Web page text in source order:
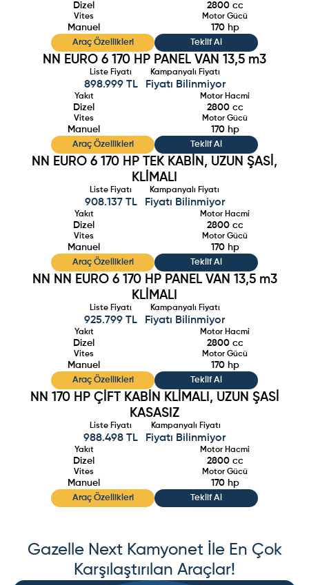
Dizel 2800cc
Vites
Manuel
Motor Gücü
170hp
Araç Özellikleri Teklif Al
NN EURO 6 170 HP PANEL VAN 13,5 m3
Liste Fiyatı
898.999 TL
Kampanyalı Fiyatı
Fiyatı Bilinmiyor
Yakıt
Dizel
Motor Hacmi
2800cc
Vites
Manuel
Motor Gücü
170hp
Araç Özellikleri Teklif Al
NN EURO 6 170 HP TEK KABİN, UZUN ŞASİ,
KLİMALI
Liste Fiyatı
908.137 TL
Kampanyalı Fiyatı
Fiyatı Bilinmiyor
Yakıt
Dizel
Motor Hacmi
2800cc
Vites
Manuel
Motor Gücü
170hp
Araç Özellikleri Teklif Al
NN NN EURO 6 170 HP PANEL VAN 13,5 m3
KLİMALI
Liste Fiyatı
925.799 TL
Kampanyalı Fiyatı
Fiyatı Bilinmiyor
Yakıt
Dizel
Motor Hacmi
2800cc
Vites
Manuel
Motor Gücü
170hp
Araç Özellikleri Teklif Al
NN 170 HP ÇİFT KABİN KLİMALI, UZUN ŞASİ
KASASIZ
Liste Fiyatı
988.498 TL
Kampanyalı Fiyatı
Fiyatı Bilinmiyor
Yakıt
Dizel
Motor Hacmi
2800cc
Vites
Manuel
Motor Gücü
170hp
Araç Özellikleri Teklif Al
Gazelle Next Kamyonetİle En Çok
Karşılaştırılan Araçlar!